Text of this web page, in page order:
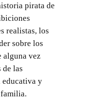
pirata de
realistas, los
sobre los
alguna vez
de las
educativa y